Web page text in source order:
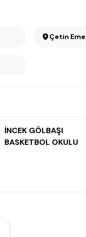
Çetin
İNCEK GÖLBAŞI
BASKETBOL OKULU